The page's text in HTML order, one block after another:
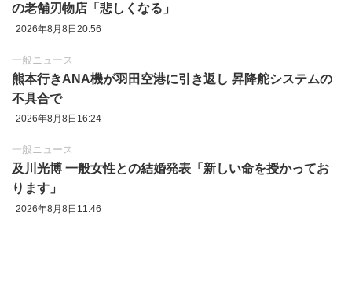
の老舗刃物店「悲しくなる」
2026年8月8日20:56
一般ニュース
熊本行きANA機が羽田空港に引き返し 昇降舵システムの
不具合で
2026年8月8日16:24
一般ニュース
及川光博 一般女性との結婚発表「新しい命を授かってお
ります」
2026年8月8日11:46